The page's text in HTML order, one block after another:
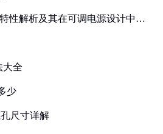
性解析及其在可调电源设计中的
大全
少
尺寸详解